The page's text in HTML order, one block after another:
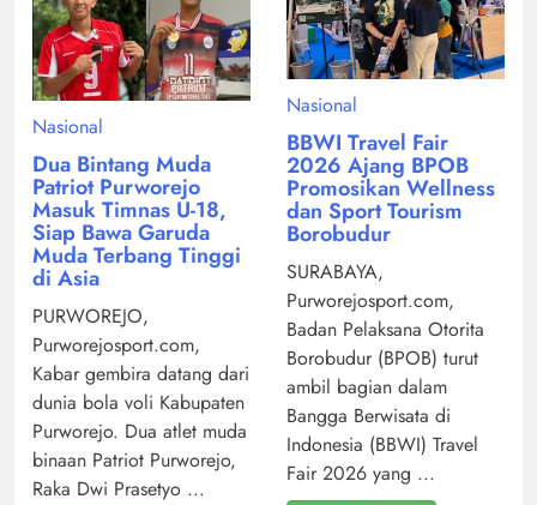
Nasional
Dua Bintang Muda
Patriot Purworejo
Masuk Timnas U-18,
Siap Bawa Garuda
Muda Terbang Tinggi
di Asia
PURWOREJO,
Purworejosport.com,
Kabar gembira datang dari
dunia bola voli Kabupaten
Purworejo. Dua atlet muda
binaan Patriot Purworejo,
Raka Dwi Prasetyo ...
Nasional
BBWI Travel Fair
2026 Ajang BPOB
Promosikan Wellness
dan Sport Tourism
Borobudur
SURABAYA,
Purworejosport.com,
Badan Pelaksana Otorita
Borobudur (BPOB) turut
ambil bagian dalam
Bangga Berwisata di
Indonesia (BBWI) Travel
Fair 2026 yang ...